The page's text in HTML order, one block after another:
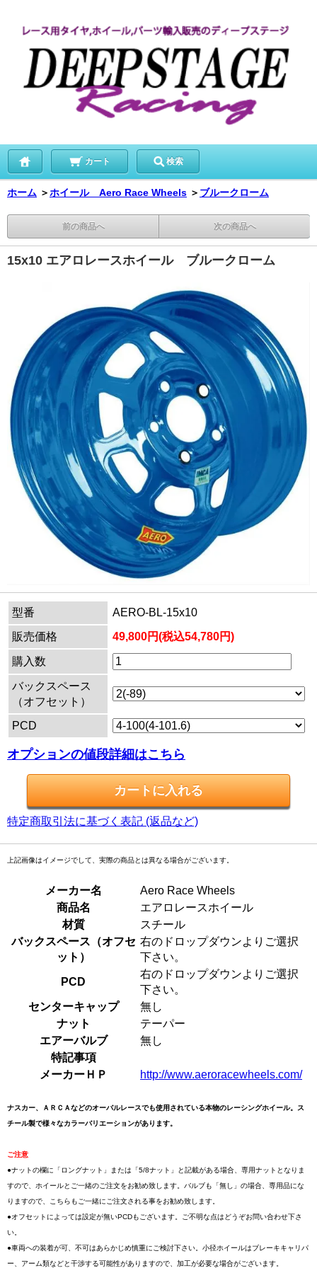
カート 検索
ホーム ＞ホイール Aero Race Wheels ＞ ブルークローム
前の商品へ 次の商品へ
15x10 エアロレースホイール ブルークローム
型番
AERO-BL-15x10
販売価格
49,800円(税込54,780円)
購入数
バックスペース
（オフセット）
PCD
オプションの値段詳細はこちら
特定商取引法に基づく表記 (返品など)
上記画像はイメージでして、実際の商品とは異なる場合がございます。
メーカー名
Aero Race Wheels
商品名
エアロレースホイール
材質
スチール
バックスペース（オフセ
ット）
右のドロップダウンよりご選択
下さい。
PCD
右のドロップダウンよりご選択
下さい。
センターキャップ
無し
ナット
テーパー
エアーバルブ
無し
特記事項
メーカーＨＰ
http://www.aeroracewheels.com/
ナスカー、ＡＲＣＡなどのオーバルレースでも使用されている本物のレーシングホイール。ス
チール製で様々なカラーバリエーションがあります。
ご注意
●ナットの欄に「ロングナット」または「5/8ナット」と記載がある場合、専用ナットとなりま
すので、ホイールとご一緒のご注文をお勧め致します。バルブも「無し」の場合、専用品にな
りますので、こちらもご一緒にご注文される事をお勧め致します。
●オフセットによっては設定が無いPCDもございます。ご不明な点はどうぞお問い合わせ下さ
い。
●車両への装着が可、不可はあらかじめ慎重にご検討下さい。小径ホイールはブレーキキャリパ
ー、アーム類などと干渉する可能性がありますので、加工が必要な場合がございます。